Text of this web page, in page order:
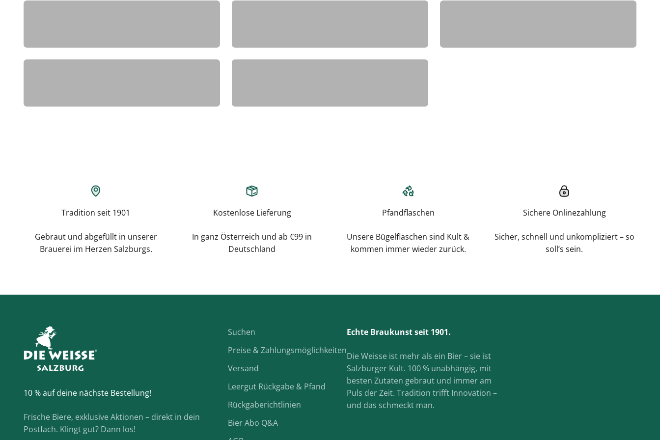
page
test
Weihnachtsgeschenke Weissbiere
Tradition seit 1901
Gebraut und abgefüllt in unserer
Brauerei im Herzen Salzburgs.
Kostenlose Lieferung
In ganz Österreich und ab €99 in
Deutschland
Pfandflaschen
Unsere Bügelflaschen sind Kult &
kommen immer wieder zurück.
Sichere Onlinezahlung
Sicher, schnell und unkompliziert – so
soll’s sein.
10 % auf deine nächste Bestellung!
Frische Biere, exklusive Aktionen – direkt in dein
Postfach. Klingt gut? Dann los!
Suchen
Preise & Zahlungsmöglichkeiten
Versand
Leergut Rückgabe & Pfand
Rückgaberichtlinien
Bier Abo Q&A
Echte Braukunst seit 1901.
Die Weisse ist mehr als ein Bier – sie ist
Salzburger Kult. 100 % unabhängig, mit
besten Zutaten gebraut und immer am
Puls der Zeit. Tradition trifft Innovation –
und das schmeckt man.